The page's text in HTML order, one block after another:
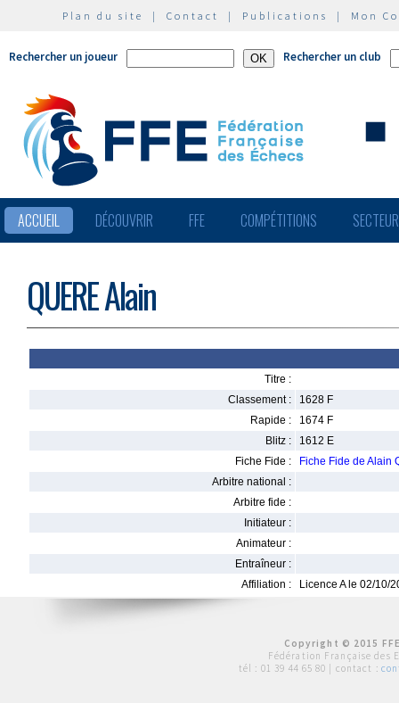
Plan du site | Contact | Publications | Mon
Rechercher un joueur Rechercher un club
ACCUEIL DÉCOUVRIR FFE COMPÉTITIONS
QUERE Alain
Titre :
Classement :
1628 F
Rapide :
1674 F
Blitz :
1612 E
Fiche Fide :
Fiche Fide de Alain
Arbitre national :
Arbitre fide :
Initiateur :
Animateur :
Entraîneur :
Affiliation :
Licence A le 02/10/
Copyright © 2015
Fédération Française des
tél : 01 39 44 65 80 | contact :